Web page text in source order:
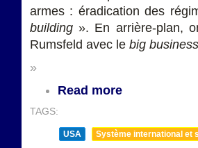
armes : éradication des
building ». En arrière-plan,
Rumsfeld avec le big business
»
Read more
TAGS:
USA Système international et